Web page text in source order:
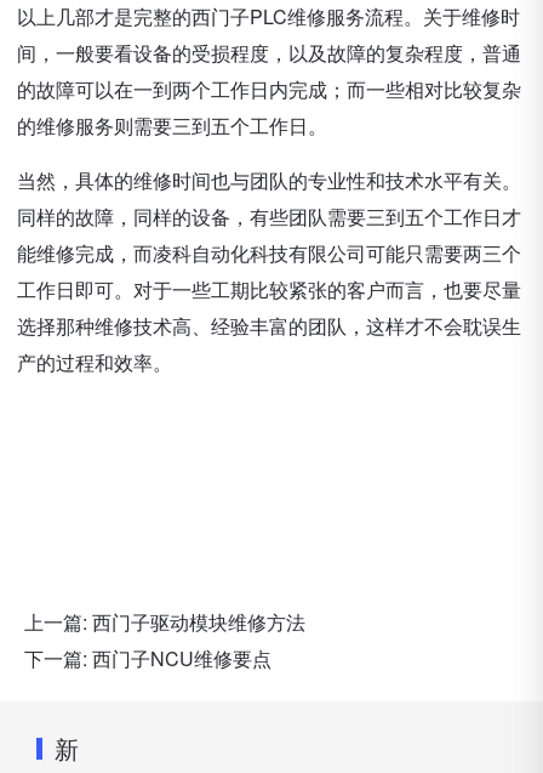
以上几部才是完整的西门子PLC维修服务流程。关于维修时
间，一般要看设备的受损程度，以及故障的复杂程度，普通
的故障可以在一到两个工作日内完成；而一些相对比较复杂
的维修服务则需要三到五个工作日。
当然，具体的维修时间也与团队的专业性和技术水平有关。
同样的故障，同样的设备，有些团队需要三到五个工作日才
能维修完成，而凌科自动化科技有限公司可能只需要两三个
工作日即可。对于一些工期比较紧张的客户而言，也要尽量
选择那种维修技术高、经验丰富的团队，这样才不会耽误生
产的过程和效率。
上一篇: 西门子驱动模块维修方法
下一篇: 西门子NCU维修要点
新